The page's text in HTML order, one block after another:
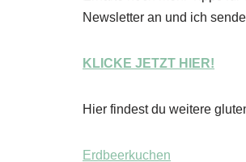
Newsletter an und ich
KLICKE JETZT HIER!
Hier findest du weitere
Erdbeerkuchen